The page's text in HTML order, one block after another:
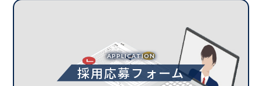
APPLICATION
採用応募フォーム